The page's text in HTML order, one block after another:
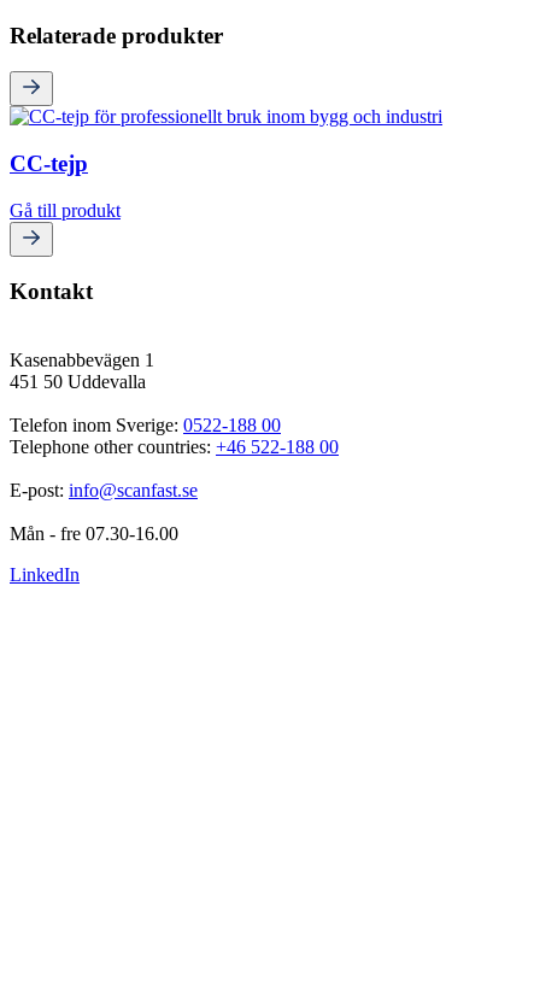
Relaterade produkter
CC-tejp
Gå till produkt
Kontakt
Kasenabbevägen 1
451 50 Uddevalla
Telefon inom Sverige: 0522-188 00
Telephone other countries: +46 522-188 00
E-post: info@scanfast.se
Mån - fre 07.30-16.00
LinkedIn